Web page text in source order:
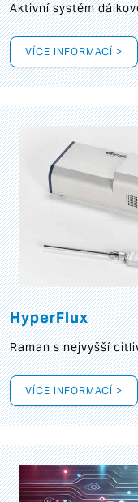
Aktivní systém
VÍCE INFORMACÍ >
HyperFlux
Raman s nejvyšší
VÍCE INFORMACÍ >